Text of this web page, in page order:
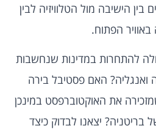
הישיבה מול הטלוויזיה לבין
הפתוח.
להתחרות במדינות שנחשבות
ואנגליה? האם פסטיבל בירה
את האוקטוברפסט במינכן
יצאנו לבדוק כיצד